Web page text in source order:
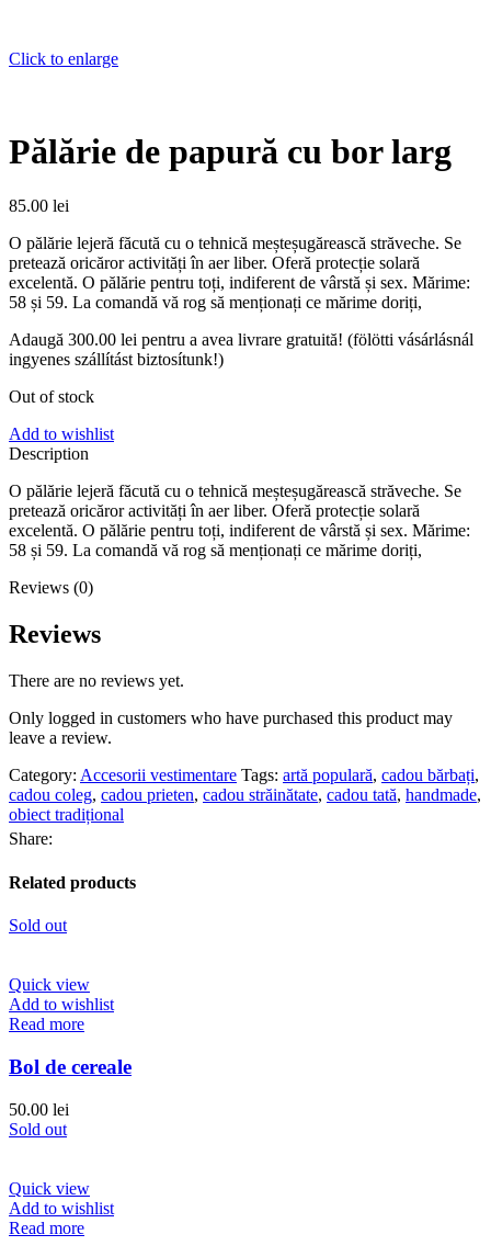
Click to enlarge
Pălărie de papură cu bor larg
85.00 lei
O pălărie lejeră făcută cu o tehnică meșteșugărească străveche. Se
pretează oricăror activități în aer liber. Oferă protecție solară
excelentă. O pălărie pentru toți, indiferent de vârstă și sex. Mărime:
58 și 59. La comandă vă rog să menționați ce mărime doriți,
Adaugă 300.00 lei pentru a avea livrare gratuită! (fölötti vásárlásnál
ingyenes szállítást biztosítunk!)
Out of stock
Add to wishlist
Description
O pălărie lejeră făcută cu o tehnică meșteșugărească străveche. Se
pretează oricăror activități în aer liber. Oferă protecție solară
excelentă. O pălărie pentru toți, indiferent de vârstă și sex. Mărime:
58 și 59. La comandă vă rog să menționați ce mărime doriți,
Reviews (0)
Reviews
There are no reviews yet.
Only logged in customers who have purchased this product may
leave a review.
Category: Accesorii vestimentare Tags: artă populară, cadou bărbați,
cadou coleg, cadou prieten, cadou străinătate, cadou tată, handmade,
obiect tradițional
Share:
Related products
Sold out
Quick view
Add to wishlist
Read more
Bol de cereale
50.00 lei
Sold out
Quick view
Add to wishlist
Read more